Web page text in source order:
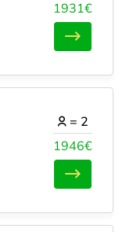
1931€
1946€
= 2